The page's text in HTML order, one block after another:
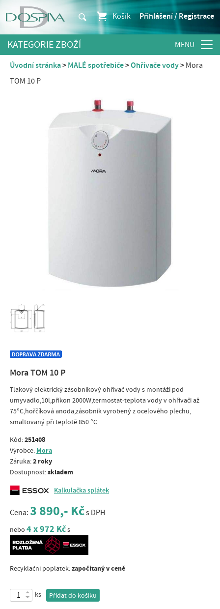
Košík Přihlášení / Registrace
KATEGORIE ZBOŽÍ
Úvodní stránka MALÉ spotřebiče Ohřívače vody
Mora
TOM 10 P
Mora TOM 10 P
Tlakový elektrický zásobníkový ohřívač vody s montáží pod
umyvadlo,10l,příkon 2000W,termostat-teplota vody v ohřívači až
75°C,hořčíková anoda,zásobník vyrobený z ocelového plechu,
smaltovaný při teplotě 850 °C
Kód:251408
Výrobce: Mora
Záruka:2 roky
Dostupnost:skladem
Kalkulačka splátek
Cena: 3 890,- Kčs DPH
nebo 4 x 972 Kčs
Recyklační poplatek:započítaný v ceně
ks Přidat do košíku